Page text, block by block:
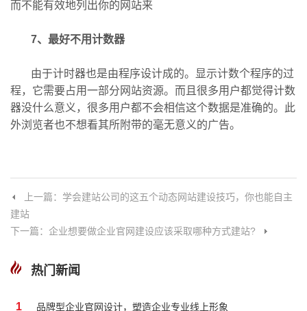
而不能有效地列出你的网站来
7、最好不用计数器
由于计时器也是由程序设计成的。显示计数个程序的过
程，它需要占用一部分网站资源。而且很多用户都觉得计数
器没什么意义，很多用户都不会相信这个数据是准确的。此
外浏览者也不想看其所附带的毫无意义的广告。
上一篇：学会建站公司的这五个动态网站建设技巧，你也能自主
建站
下一篇：企业想要做企业官网建设应该采取哪种方式建站?
热门新闻
1 品牌型企业官网设计，塑造企业专业线上形象